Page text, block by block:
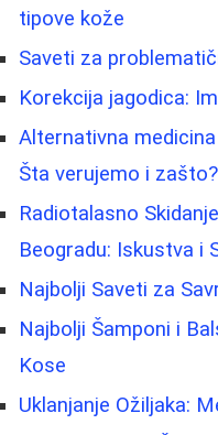
tipove kože
Saveti za
Korekcija jagodica:
Alternativna
Šta verujemo i zašto?
Radiotalasno
Beogradu: Iskustva i
Najbolji Saveti za
Najbolji Šamponi i
Kose
Uklanjanje Ožiljaka: